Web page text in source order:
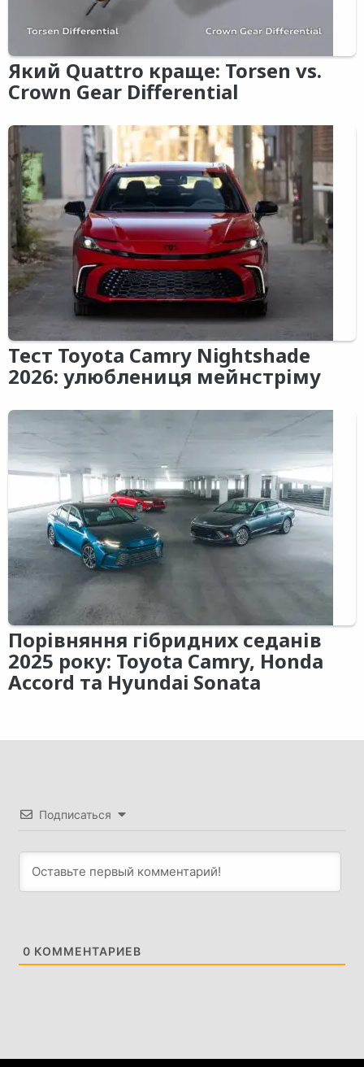
Який Quattro краще: Torsen vs.
Crown Gear Differential
Тест Toyota Camry Nightshade
2026: улюблениця мейнстріму
Порівняння гібридних седанів
2025 року: Toyota Camry, Honda
Accord та Hyundai Sonata
Подписаться
0 КОММЕНТАРИЕВ